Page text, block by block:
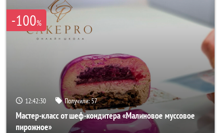
-100%
12:42:28 Получили:57
Мастер-класс от шеф-кондитера «Малиновое муссовое
пирожное»